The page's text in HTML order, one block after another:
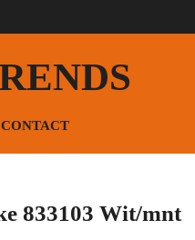
CONTACT
833103 Wit/mnt